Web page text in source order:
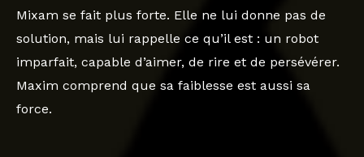
Mixam se fait plus forte. Elle ne lui donne pas de
solution, mais lui rappelle ce qu’il est : un robot
imparfait, capable d’aimer, de rire et de persévérer.
Maxim comprend que sa faiblesse est aussi sa
force.